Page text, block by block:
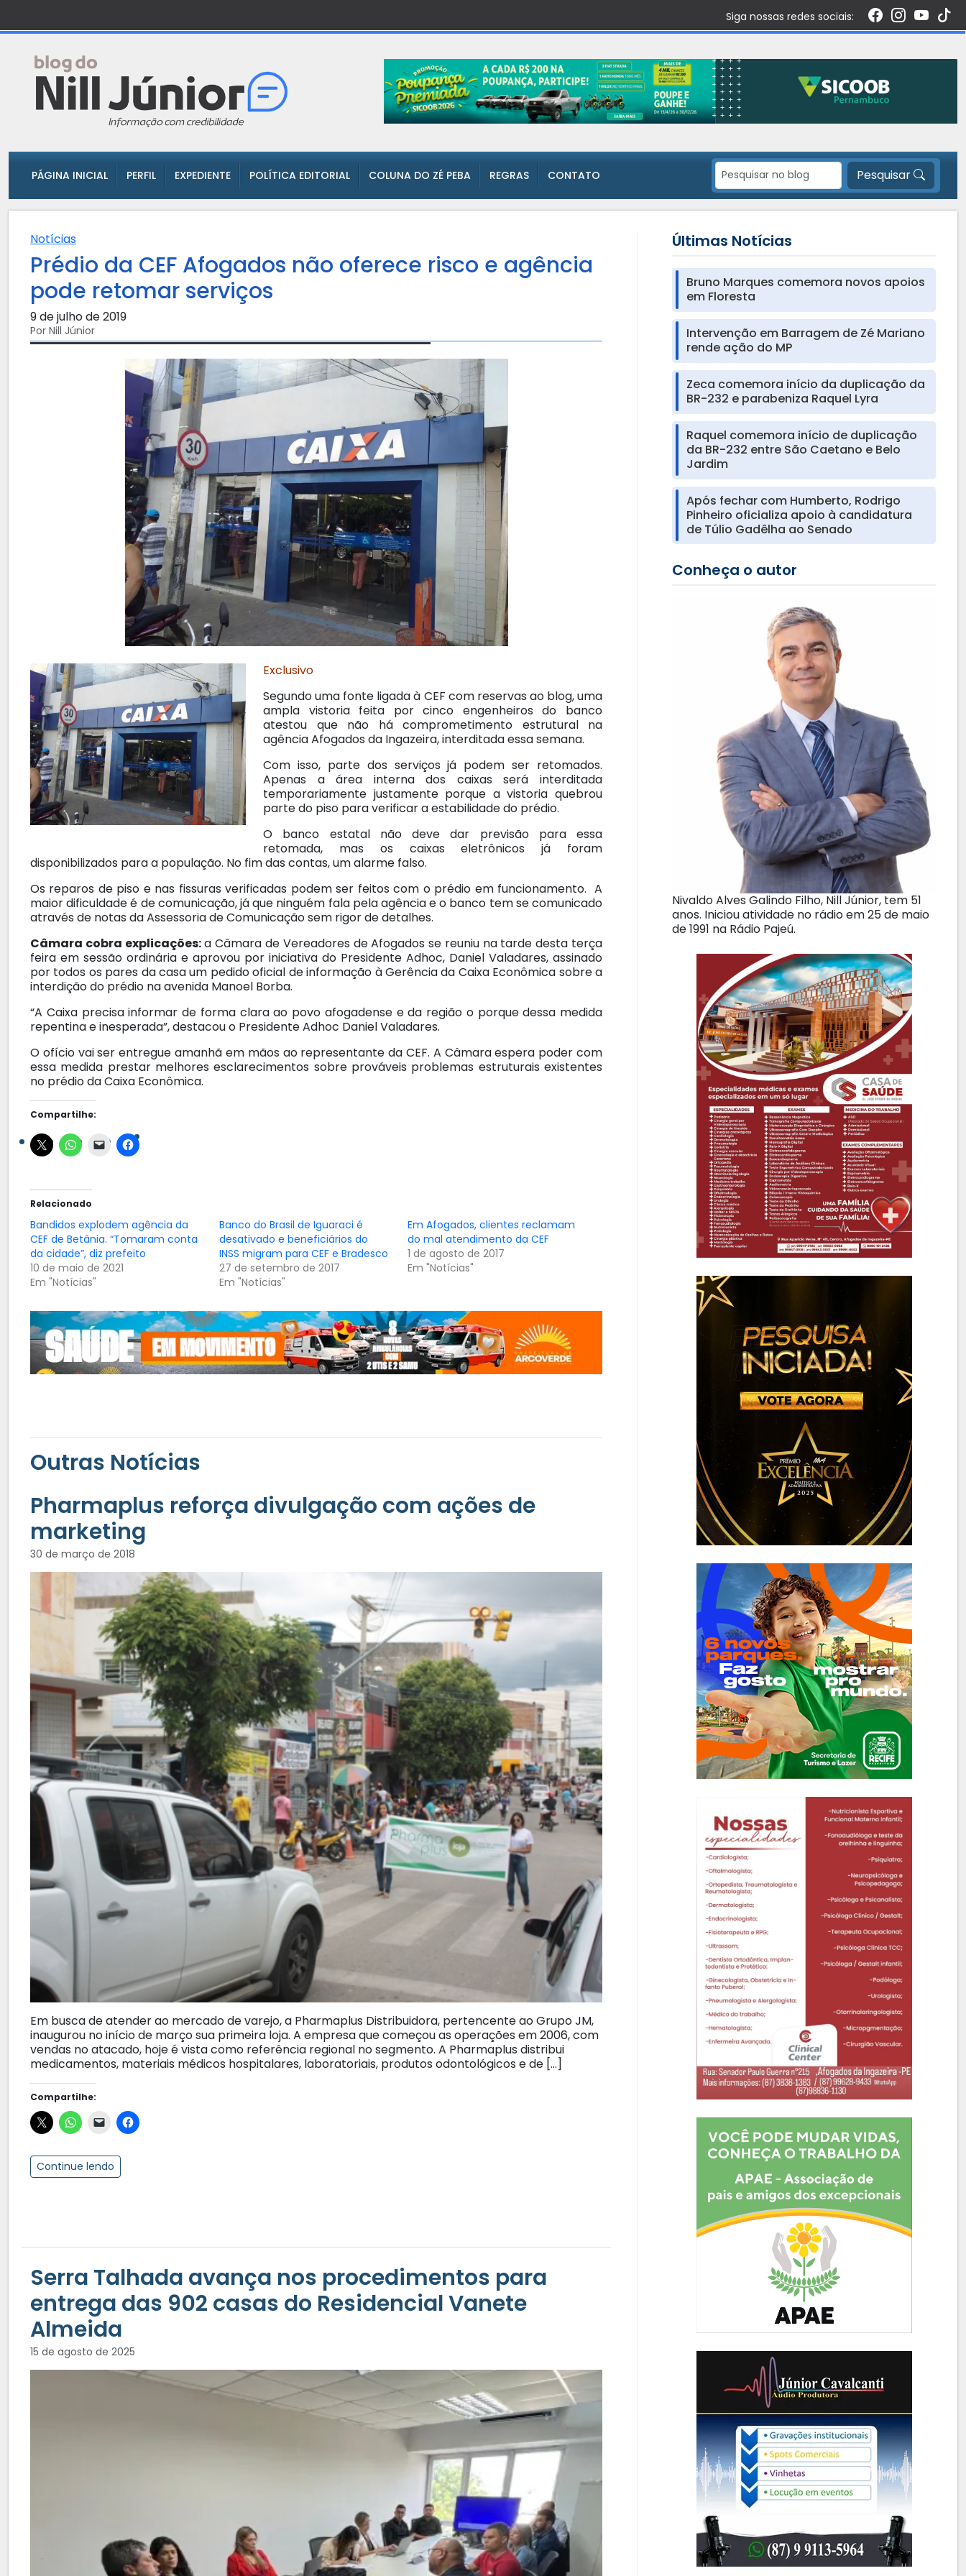
Siga nossas redes sociais:
PÁGINA INICIAL PERFIL EXPEDIENTE POLÍTICA EDITORIAL COLUNA DO ZÉ PEBA REGRAS CONTATO Pesquisar
Notícias
Prédio da CEF Afogados não oferece risco e agência
pode retomar serviços
9 de julho de 2019
Por Nill Júnior
Exclusivo
Segundo uma fonte ligada à CEF com reservas ao blog, uma
ampla vistoria feita por cinco engenheiros do banco
atestou que não há comprometimento estrutural na
agência Afogados da Ingazeira, interditada essa semana.
Com isso, parte dos serviços já podem ser retomados.
Apenas a área interna dos caixas será interditada
temporariamente justamente porque a vistoria quebrou
parte do piso para verificar a estabilidade do prédio.
O banco estatal não deve dar previsão para essa
retomada, mas os caixas eletrônicos já foram
disponibilizados para a população. No fim das contas, um alarme falso.
Os reparos de piso e nas fissuras verificadas podem ser feitos com o prédio em funcionamento. A
maior dificuldade é de comunicação, já que ninguém fala pela agência e o banco tem se comunicado
através de notas da Assessoria de Comunicação sem rigor de detalhes.
Câmara cobra explicações:a Câmara de Vereadores de Afogados se reuniu na tarde desta terça
feira em sessão ordinária e aprovou por iniciativa do Presidente Adhoc, Daniel Valadares, assinado
por todos os pares da casa um pedido oficial de informação à Gerência da Caixa Econômica sobre a
interdição do prédio na avenida Manoel Borba.
“A Caixa precisa informar de forma clara ao povo afogadense e da região o porque dessa medida
repentina e inesperada”, destacou o Presidente Adhoc Daniel Valadares.
O ofício vai ser entregue amanhã em mãos ao representante da CEF. A Câmara espera poder com
essa medida prestar melhores esclarecimentos sobre prováveis problemas estruturais existentes
no prédio da Caixa Econômica.
Compartilhe:
Relacionado
Bandidos explodem agência da
CEF de Betânia. “Tomaram conta
da cidade”, diz prefeito
10 de maio de 2021
Em "Notícias"
Banco do Brasil de Iguaraci é
desativado e beneficiários do
INSS migram para CEF e Bradesco
27 de setembro de 2017
Em "Notícias"
Em Afogados, clientes reclamam
do mal atendimento da CEF
1 de agosto de 2017
Em "Notícias"
Outras Notícias
Pharmaplus reforça divulgação com ações de
marketing
30 de março de 2018
Em busca de atender ao mercado de varejo, a Pharmaplus Distribuidora, pertencente ao Grupo JM,
inaugurou no início de março sua primeira loja. A empresa que começou as operações em 2006, com
vendas no atacado, hoje é vista como referência regional no segmento. A Pharmaplus distribui
medicamentos, materiais médicos hospitalares, laboratoriais, produtos odontológicos e de […]
Compartilhe:
Continue lendo
Serra Talhada avança nos procedimentos para
entrega das 902 casas do Residencial Vanete
Almeida
15 de agosto de 2025
Últimas Notícias
Bruno Marques comemora novos apoios
em Floresta
Intervenção em Barragem de Zé Mariano
rende ação do MP
Zeca comemora início da duplicação da
BR-232 e parabeniza Raquel Lyra
Raquel comemora início de duplicação
da BR-232 entre São Caetano e Belo
Jardim
Após fechar com Humberto, Rodrigo
Pinheiro oficializa apoio à candidatura
de Túlio Gadêlha ao Senado
Conheça o autor
Nivaldo Alves Galindo Filho, Nill Júnior, tem 51
anos. Iniciou atividade no rádio em 25 de maio
de 1991 na Rádio Pajeú.